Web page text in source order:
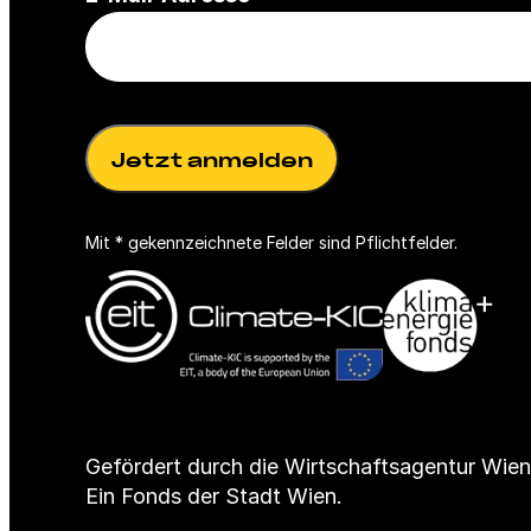
f
d
l
h
t
d
)
Mit * gekennzeichnete Felder sind Pflichtfelder.
Gefördert durch die Wirtschaftsagentur
Ein Fonds der Stadt Wien.